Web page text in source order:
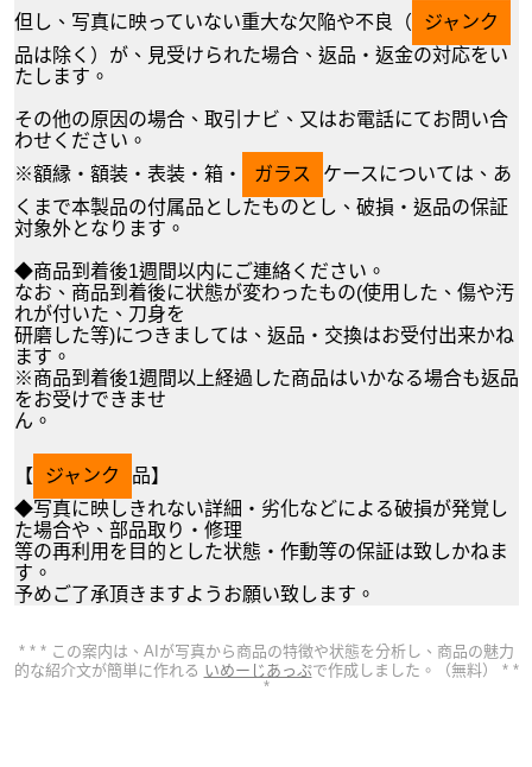
但し、写真に映っていない重大な欠陥や不良（
ジャンク
品は除く）が、見受けられた場合、返品・返金の対応をい
たします。
その他の原因の場合、取引ナビ、又はお電話にてお問い合
わせください。
※額縁・額装・表装・箱・
ガラス
ケースについては、あ
くまで本製品の付属品としたものとし、破損・返品の保証
対象外となります。
◆商品到着後1週間以内にご連絡ください。
なお、商品到着後に状態が変わったもの(使用した、傷や汚
れが付いた、刀身を
研磨した等)につきましては、返品・交換はお受付出来かね
ます。
※商品到着後1週間以上経過した商品はいかなる場合も返品
をお受けできませ
ん。
【 ジャンク
品】
◆写真に映しきれない詳細・劣化などによる破損が発覚し
た場合や、部品取り・修理
等の再利用を目的とした状態・作動等の保証は致しかねま
す。
予めご了承頂きますようお願い致します。
* * * この案内は、AIが写真から商品の特徴や状態を分析し、商品の魅力
的な紹介文が簡単に作れる いめーじあっぷで作成しました。（無料） * *
*